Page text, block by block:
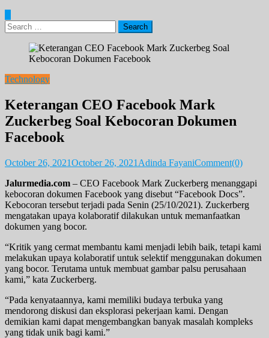
Search
for:
Technology
Keterangan CEO Facebook Mark
Zuckerbeg Soal Kebocoran Dokumen
Facebook
October 26, 2021October 26, 2021 Adinda FayaniComment(0)
Jalurmedia.com – CEO Facebook Mark Zuckerberg menanggapi
kebocoran dokumen Facebook yang disebut “Facebook Docs”.
Kebocoran tersebut terjadi pada Senin (25/10/2021). Zuckerberg
mengatakan upaya kolaboratif dilakukan untuk memanfaatkan
dokumen yang bocor.
“Kritik yang cermat membantu kami menjadi lebih baik, tetapi kami
melakukan upaya kolaboratif untuk selektif menggunakan dokumen
yang bocor. Terutama untuk membuat gambar palsu perusahaan
kami,” kata Zuckerberg.
“Pada kenyataannya, kami memiliki budaya terbuka yang
mendorong diskusi dan eksplorasi pekerjaan kami. Dengan
demikian kami dapat mengembangkan banyak masalah kompleks
yang tidak unik bagi kami.”